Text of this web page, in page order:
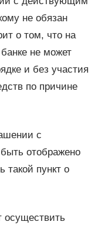
не обязан
о том, что на
не может
и без участия
по причине
с
отображено
такой пункт о
осуществить